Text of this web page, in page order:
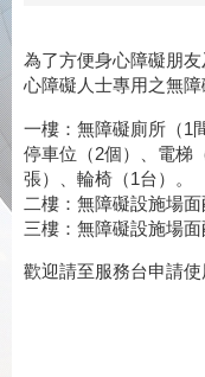
為了方便身心障礙朋
心障礙人士專用之無障
一樓：無障礙廁所（1
停車位（2個）、電梯
張）、輪椅（1台）。
二樓：無障礙設施場面
三樓：無障礙設施場面
歡迎請至服務台申請使